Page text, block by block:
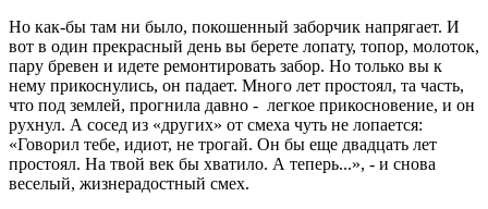
Но как-бы там ни было, покошенный заборчик напрягает. И
вот в один прекрасный день вы берете лопату, топор, молоток,
пару бревен и идете ремонтировать забор. Но только вы к
нему прикоснулись, он падает. Много лет простоял, та часть,
что под землей, прогнила давно - легкое прикосновение, и он
рухнул. А сосед из «других» от смеха чуть не лопается:
«Говорил тебе, идиот, не трогай. Он бы еще двадцать лет
простоял. На твой век бы хватило. А теперь...», - и снова
веселый, жизнерадостный смех.